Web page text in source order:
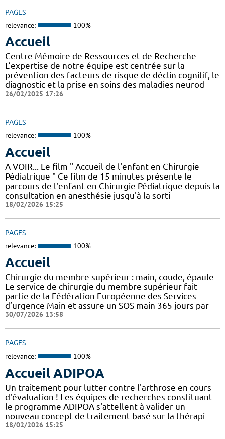
PAGES
relevance: 100%
Accueil
Centre Mémoire de Ressources et de Recherche
L’expertise de notre équipe est centrée sur la
prévention des facteurs de risque de déclin cognitif, le
diagnostic et la prise en soins des maladies neurod
26/02/2025 17:26
PAGES
relevance: 100%
Accueil
A VOIR... Le film " Accueil de l'enfant en Chirurgie
Pédiatrique " Ce film de 15 minutes présente le
parcours de l'enfant en Chirurgie Pédiatrique depuis la
consultation en anesthésie jusqu'à la sorti
18/02/2026 15:25
PAGES
relevance: 100%
Accueil
Chirurgie du membre supérieur : main, coude, épaule
Le service de chirurgie du membre supérieur fait
partie de la Fédération Européenne des Services
d’urgence Main et assure un SOS main 365 jours par
30/07/2026 13:58
PAGES
relevance: 100%
Accueil ADIPOA
Un traitement pour lutter contre l'arthrose en cours
d'évaluation ! Les équipes de recherches constituant
le programme ADIPOA s'attellent à valider un
nouveau concept de traitement basé sur la thérapi
18/02/2026 15:25